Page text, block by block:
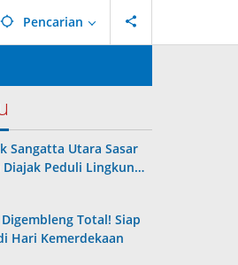
Pencarian
Sangatta Utara Sasar
Diajak Peduli Lingkun…
Total! Siap
Hari Kemerdekaan